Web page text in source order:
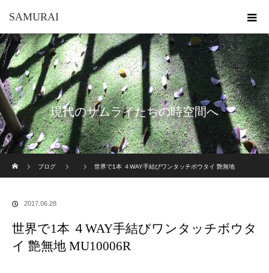
SAMURAI
現代のサムライたちの時空間へ
ブログ
世界で1本 ４WAY手結びワンタッチボウタイ 艶無地
2017.06.28
世界で1本 ４WAY手結びワンタッチボウタ
イ 艶無地 MU10006R